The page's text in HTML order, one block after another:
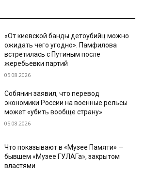
«От киевской банды детоубийц можно
ожидать чего угодно». Памфилова
встретилась с Путиным после
жеребьевки партий
05.08.2026
Собянин заявил, что перевод
экономики России на военные рельсы
может «убить вообще страну»
05.08.2026
Что показывают в «Музее Памяти» —
бывшем «Музее ГУЛАГа», закрытом
властями